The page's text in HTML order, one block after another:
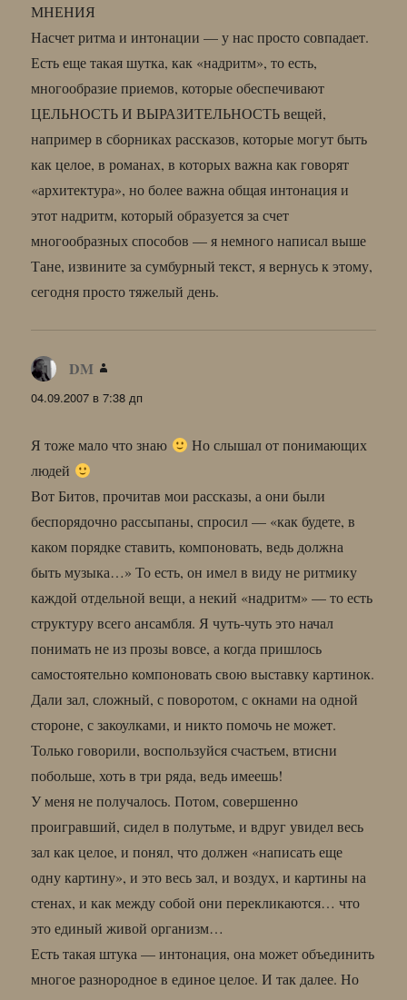
МНЕНИЯ
Насчет ритма и интонации — у нас просто совпадает.
Есть еще такая шутка, как «надритм», то есть,
многообразие приемов, которые обеспечивают
ЦЕЛЬНОСТЬ И ВЫРАЗИТЕЛЬНОСТЬ вещей,
например в сборниках рассказов, которые могут быть
как целое, в романах, в которых важна как говорят
«архитектура», но более важна общая интонация и
этот надритм, который образуется за счет
многообразных способов — я немного написал выше
Тане, извините за сумбурный текст, я вернусь к этому,
сегодня просто тяжелый день.
DM
04.09.2007 в 7:38 дп
Я тоже мало что знаю
Но слышал от понимающих
людей
Вот Битов, прочитав мои рассказы, а они были
беспорядочно рассыпаны, спросил — «как будете, в
каком порядке ставить, компоновать, ведь должна
быть музыка…» То есть, он имел в виду не ритмику
каждой отдельной вещи, а некий «надритм» — то есть
структуру всего ансамбля. Я чуть-чуть это начал
понимать не из прозы вовсе, а когда пришлось
самостоятельно компоновать свою выставку картинок.
Дали зал, сложный, с поворотом, с окнами на одной
стороне, с закоулками, и никто помочь не может.
Только говорили, воспользуйся счастьем, втисни
побольше, хоть в три ряда, ведь имеешь!
У меня не получалось. Потом, совершенно
проигравший, сидел в полутьме, и вдруг увидел весь
зал как целое, и понял, что должен «написать еще
одну картину», и это весь зал, и воздух, и картины на
стенах, и как между собой они перекликаются… что
это единый живой организм…
Есть такая штука — интонация, она может объединить
многое разнородное в единое целое. И так далее. Но